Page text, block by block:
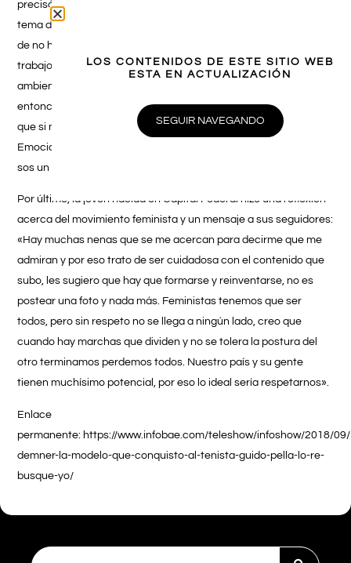
precisó: «Con Guido hablamos de todo un poco, a veces sale el
tema del tenis porque es su trabajo y su día a día, pero tratamos
de no hablar de eso, intentamos distendernos. Yo le digo que su
trabajo es cambiante, semana a semana, y desde que sigo este
ambiente veo que los jugadores sufren demasiado las derrotas,
entonces yo como compañera trato de que no caiga, de decirle
que si no le va bien tiene una revancha la otra semana.
Emocionalmente él tiene que estar preparado, porque a veces
sos un héroe y al otro día no servís para nada».
Por último, la joven nacida en Capital Federal hizo una reflexión
acerca del movimiento feminista y un mensaje a sus seguidores:
«Hay muchas nenas que se me acercan para decirme que me
admiran y por eso trato de ser cuidadosa con el contenido que
subo, les sugiero que hay que formarse y reinventarse, no es
postear una foto y nada más. Feministas tenemos que ser
todos, pero sin respeto no se llega a ningún lado,creo que
cuando hay marchas que dividen y no se tolera la postura del
otro terminamos perdemos todos. Nuestro país y su gente
tienen muchísimo potencial, por eso lo ideal sería respetarnos».
Enlace
permanente: https://www.infobae.com/teleshow/infoshow/2018/
demner-la-modelo-que-conquisto-al-tenista-guido-pella-lo-re-
busque-yo/
LOS CONTENIDOS DE ESTE SITIO WEB
ESTA EN ACTUALIZACIÓN
SEGUIR NAVEGANDO